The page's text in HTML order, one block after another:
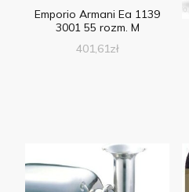
Emporio Armani Ea 1139
3001 55 rozm. M
401,61zł